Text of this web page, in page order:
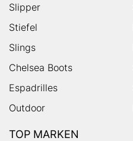
Slipper
Stiefel
Slings
Chelsea Boots
Espadrilles
Outdoor
TOP MARKEN